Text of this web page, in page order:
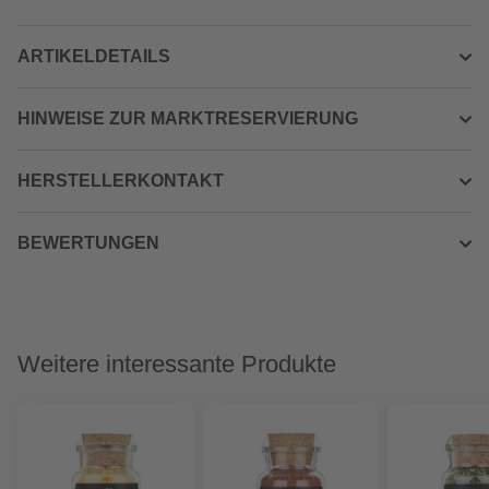
ARTIKELDETAILS
HINWEISE ZUR MARKTRESERVIERUNG
HERSTELLERKONTAKT
BEWERTUNGEN
Weitere interessante Produkte